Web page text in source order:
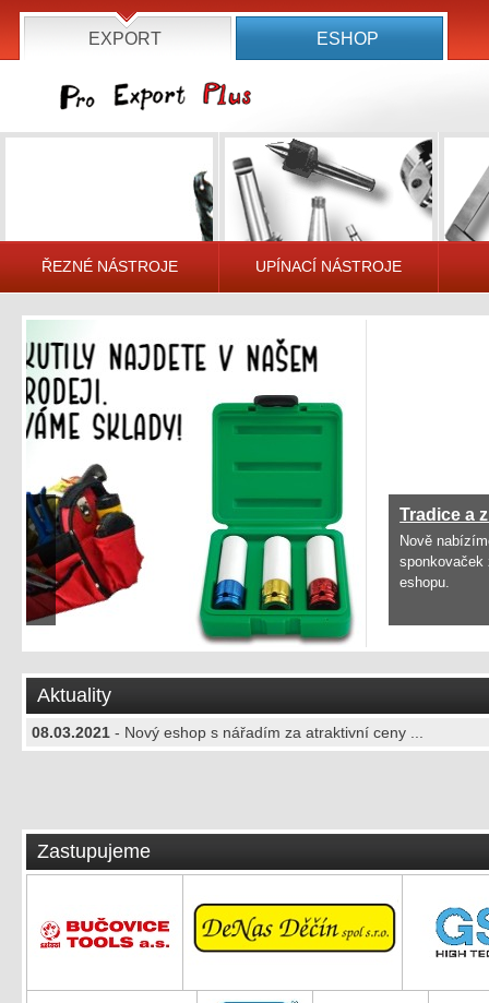
EXPORT ESHOP
ŘEZNÉ NÁSTROJE UPÍNACÍ NÁSTROJE
Tradice a značka, to je Mikov sponkovačka
Nově nabízíme všechny druhy ručních průmyslových
sponkovaček značky MIKOV. Koupit můžete v našem
eshopu.
Aktuality
08.03.2021 - Nový eshop s nářadím za atraktivní ceny ...
Zastupujeme